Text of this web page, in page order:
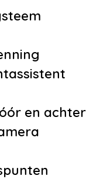
en achter